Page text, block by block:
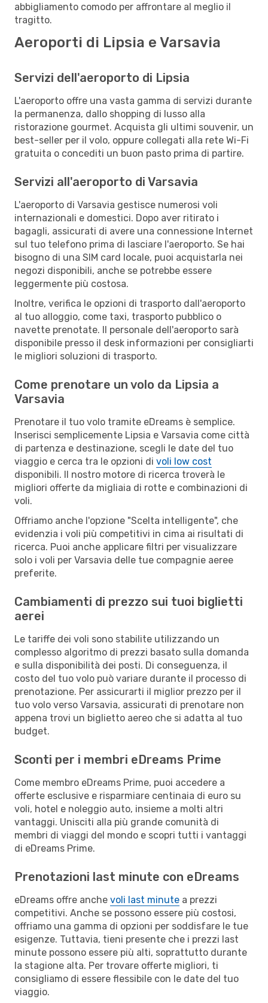
abbigliamento comodo per affrontare al meglio il
tragitto.
Aeroporti di Lipsia e Varsavia
Servizi dell'aeroporto di Lipsia
L'aeroporto offre una vasta gamma di servizi durante
la permanenza, dallo shopping di lusso alla
ristorazione gourmet. Acquista gli ultimi souvenir, un
best-seller per il volo, oppure collegati alla rete Wi-Fi
gratuita o concediti un buon pasto prima di partire.
Servizi all'aeroporto di Varsavia
L'aeroporto di Varsavia gestisce numerosi voli
internazionali e domestici. Dopo aver ritirato i
bagagli, assicurati di avere una connessione Internet
sul tuo telefono prima di lasciare l'aeroporto. Se hai
bisogno di una SIM card locale, puoi acquistarla nei
negozi disponibili, anche se potrebbe essere
leggermente più costosa.
Inoltre, verifica le opzioni di trasporto dall'aeroporto
al tuo alloggio, come taxi, trasporto pubblico o
navette prenotate. Il personale dell'aeroporto sarà
disponibile presso il desk informazioni per consigliarti
le migliori soluzioni di trasporto.
Come prenotare un volo da Lipsia a
Varsavia
Prenotare il tuo volo tramite eDreams è semplice.
Inserisci semplicemente Lipsia e Varsavia come città
di partenza e destinazione, scegli le date del tuo
viaggio e cerca tra le opzioni di voli low cost
disponibili. Il nostro motore di ricerca troverà le
migliori offerte da migliaia di rotte e combinazioni di
voli.
Offriamo anche l'opzione "Scelta intelligente", che
evidenzia i voli più competitivi in cima ai risultati di
ricerca. Puoi anche applicare filtri per visualizzare
solo i voli per Varsavia delle tue compagnie aeree
preferite.
Cambiamenti di prezzo sui tuoi biglietti
aerei
Le tariffe dei voli sono stabilite utilizzando un
complesso algoritmo di prezzi basato sulla domanda
e sulla disponibilità dei posti. Di conseguenza, il
costo del tuo volo può variare durante il processo di
prenotazione. Per assicurarti il miglior prezzo per il
tuo volo verso Varsavia, assicurati di prenotare non
appena trovi un biglietto aereo che si adatta al tuo
budget.
Sconti per i membri eDreams Prime
Come membro eDreams Prime, puoi accedere a
offerte esclusive e risparmiare centinaia di euro su
voli, hotel e noleggio auto, insieme a molti altri
vantaggi. Unisciti alla più grande comunità di
membri di viaggi del mondo e scopri tutti i vantaggi
di eDreams Prime.
Prenotazioni last minute con eDreams
eDreams offre anche voli last minute a prezzi
competitivi. Anche se possono essere più costosi,
offriamo una gamma di opzioni per soddisfare le tue
esigenze. Tuttavia, tieni presente che i prezzi last
minute possono essere più alti, soprattutto durante
la stagione alta. Per trovare offerte migliori, ti
consigliamo di essere flessibile con le date del tuo
viaggio.